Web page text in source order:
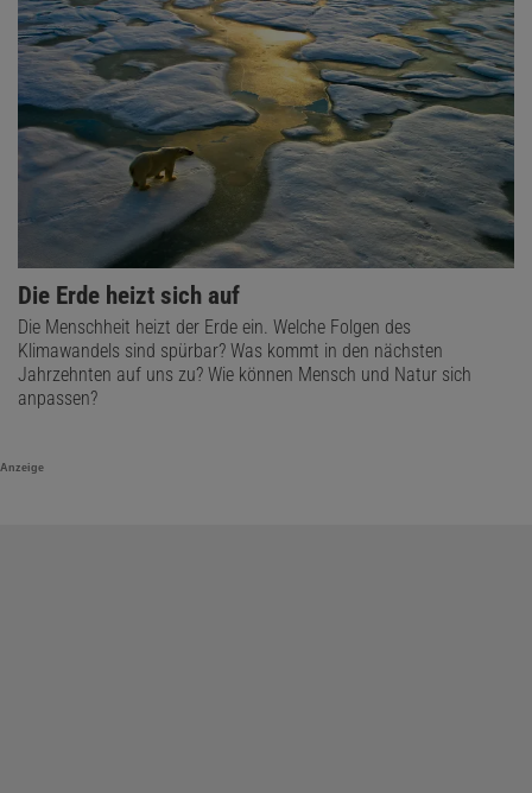
Die Erde heizt sich auf
Die Menschheit heizt der Erde ein. Welche Folgen des
Klimawandels sind spürbar? Was kommt in den nächsten
Jahrzehnten auf uns zu? Wie können Mensch und Natur sich
anpassen?
Anzeige